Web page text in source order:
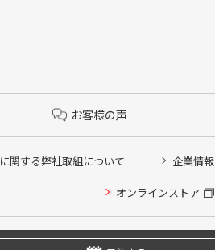
お客様の声
関する弊社取組について 企業情報
オンラインストア